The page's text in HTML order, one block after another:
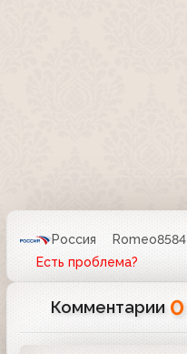
Россия Romeo8584
Есть проблема?
Комментарии 0